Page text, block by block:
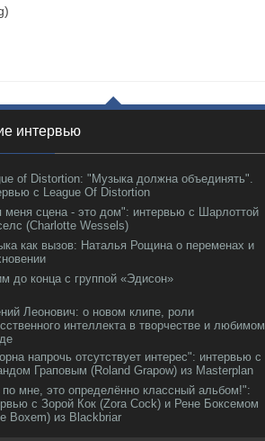
интервью
of Distortion: "Музыка должна объединять".
с League Of Distortion
меня сцена - это дом": интервью с Шарлоттой
(Charlotte Wessels)
как вызов: Наталья Рощина о переменах и
до конца с группой «Эдисон»
Леонович: о новом клипе, роли
интеллекта в творчестве и любимом
напрочь отсутствует интерес": интервью с
Граповым (Roland Grapow) из Masterplan
по мне, это определённо классный альбом!":
с Зорой Кок (Zora Cock) и Рене Боксемом
Boxem) из Blackbriar